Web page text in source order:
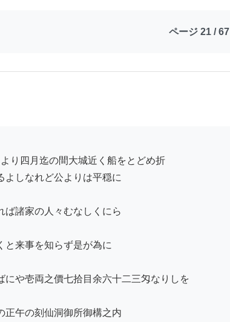
ページ 21 / 67
よしなれど公よりは平穏に
ば諸家の人々むなしくにら
と来事を知らず是が為に
にや壱両之價七拾目余六十二三匁なりしを
正午の刻仙洞御所御構之内